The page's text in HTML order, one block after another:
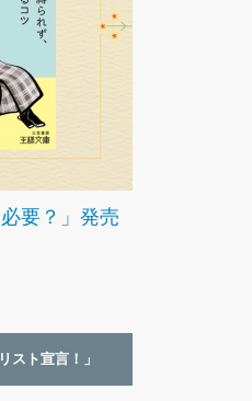
要？」発売
スト宣言！」